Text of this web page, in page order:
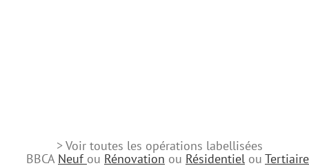
> Voir toutes les opérations labellisées
BBCA Neuf ou Rénovation ou Résidentielou Tertiaire